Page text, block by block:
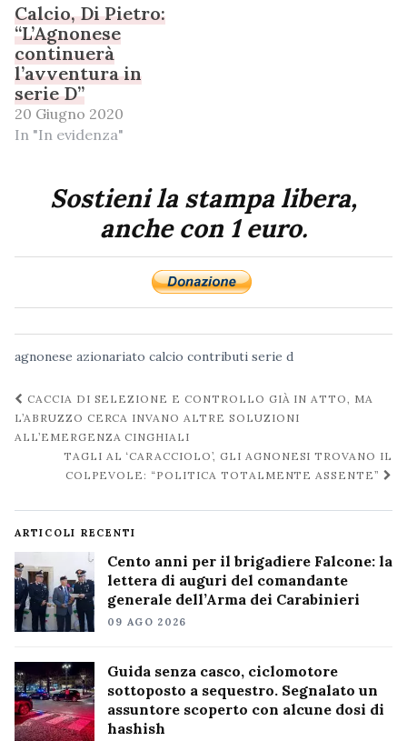
Calcio, Di Pietro:
“L’Agnonese
continuerà
l’avventura in
serie D”
20 Giugno 2020
In "In evidenza"
Sostieni la stampa libera,
anche con 1 euro.
agnonese azionariato calcio contributi serie d
Navigazione
post
CACCIA DI SELEZIONE E CONTROLLO GIÀ IN ATTO, MA
L’ABRUZZO CERCA INVANO ALTRE SOLUZIONI
ALL’EMERGENZA CINGHIALI
TAGLI AL ‘CARACCIOLO’, GLI AGNONESI TROVANO IL
COLPEVOLE: “POLITICA TOTALMENTE ASSENTE”
ARTICOLI RECENTI
Cento anni per il brigadiere Falcone: la
lettera di auguri del comandante
generale dell’Arma dei Carabinieri
09 AGO 2026
Guida senza casco, ciclomotore
sottoposto a sequestro. Segnalato un
assuntore scoperto con alcune dosi di
hashish